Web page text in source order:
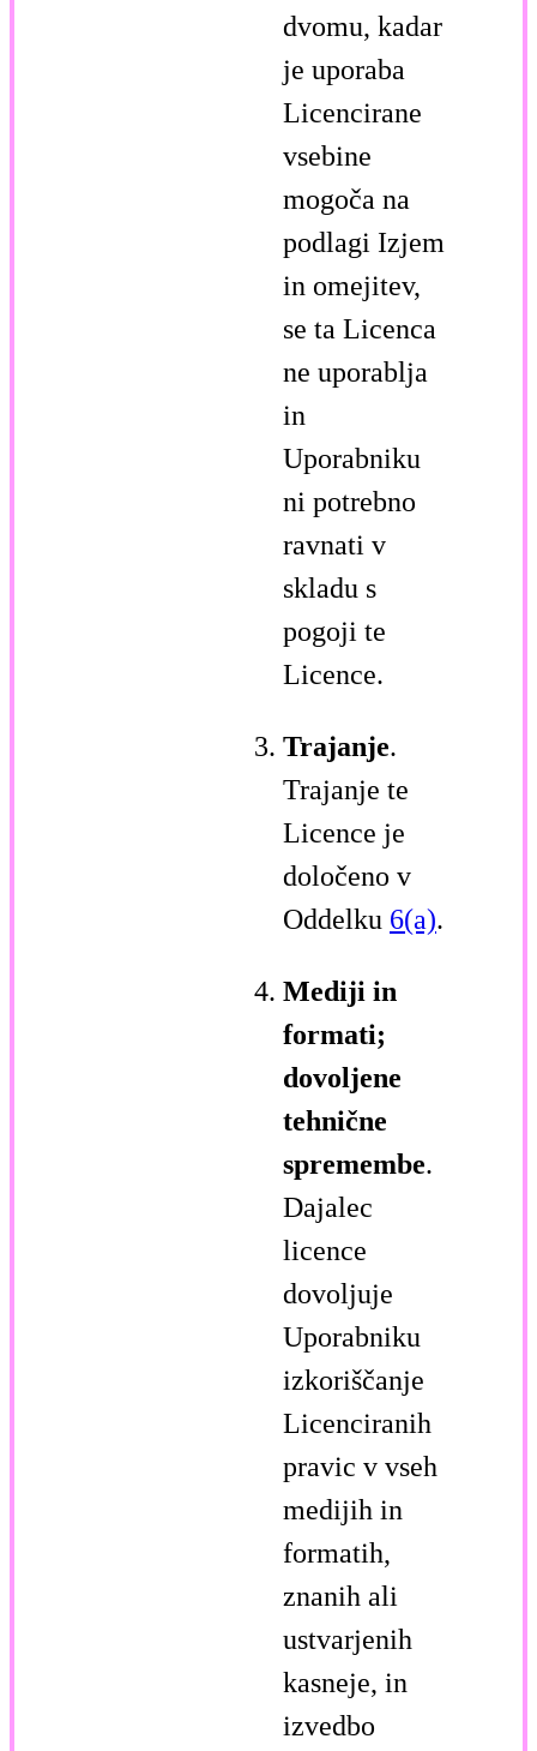
dvomu, kadar
je uporaba
Licencirane
vsebine
mogoča na
podlagi Izjem
in omejitev,
se ta Licenca
ne uporablja
in
Uporabniku
ni potrebno
ravnati v
skladu s
pogoji te
Licence.
Trajanje.
Trajanje te
Licence je
določeno v
Oddelku 6(a).
Mediji in
formati;
dovoljene
tehnične
spremembe.
Dajalec
licence
dovoljuje
Uporabniku
izkoriščanje
Licenciranih
pravic v vseh
medijih in
formatih,
znanih ali
ustvarjenih
kasneje, in
izvedbo